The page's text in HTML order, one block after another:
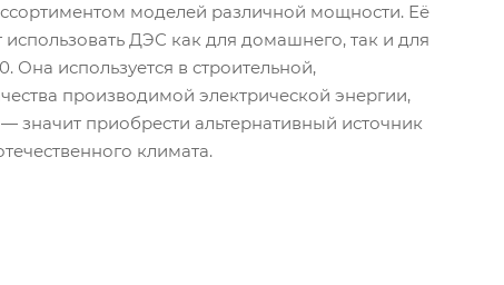
моделей различной мощности. Её
ДЭС как для домашнего, так и для
используется в строительной,
производимой электрической энергии,
значит приобрести альтернативный источник
климата.